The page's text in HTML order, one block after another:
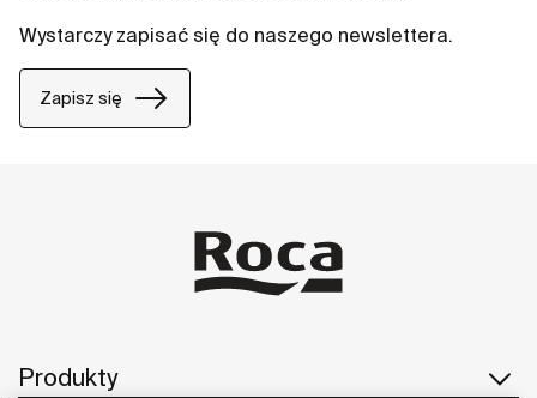
Wystarczy zapisać się do naszego newslettera.
Zapisz się
Produkty